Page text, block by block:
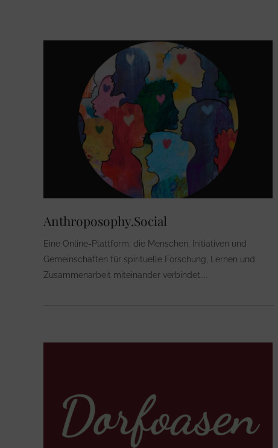
Anthroposophy.Social
Eine Online-Plattform, die Menschen, Initiativen und
Gemeinschaften für spirituelle Forschung, Lernen und
Zusammenarbeit miteinander verbindet.